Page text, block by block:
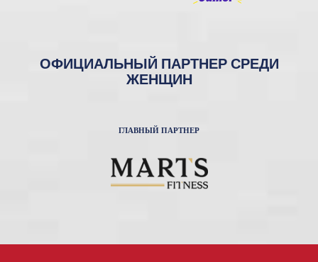
ОФИЦИАЛЬНЫЙ ПАРТНЕР СРЕДИ
ЖЕНЩИН
ГЛАВНЫЙ ПАРТНЕР